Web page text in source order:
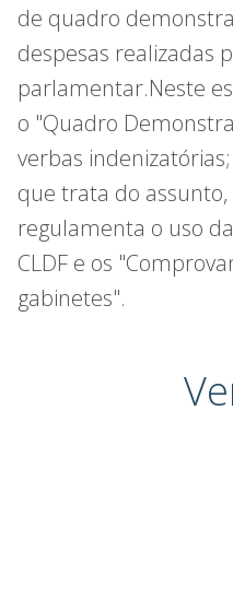
de quadro
despesas realizadas
parlamentar.Neste
o "Quadro
verbas
que trata do assunto,
regulamenta o uso
CLDF e os
gabinetes".